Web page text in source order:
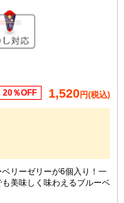
ド無料
り のし対応
20％OFF 1,520円(税込)
リーゼリーが6個入り！一
美味しく味わえるブルーベ